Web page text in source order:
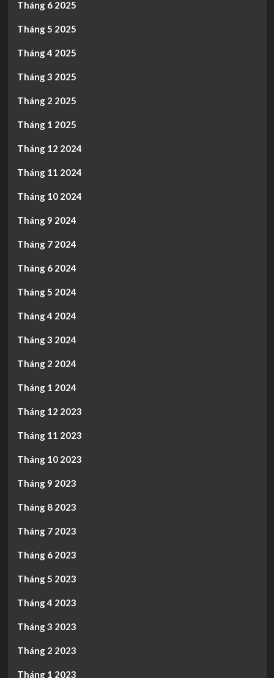
Tháng 6 2025
Tháng 5 2025
Tháng 4 2025
Tháng 3 2025
Tháng 2 2025
Tháng 1 2025
Tháng 12 2024
Tháng 11 2024
Tháng 10 2024
Tháng 9 2024
Tháng 7 2024
Tháng 6 2024
Tháng 5 2024
Tháng 4 2024
Tháng 3 2024
Tháng 2 2024
Tháng 1 2024
Tháng 12 2023
Tháng 11 2023
Tháng 10 2023
Tháng 9 2023
Tháng 8 2023
Tháng 7 2023
Tháng 6 2023
Tháng 5 2023
Tháng 4 2023
Tháng 3 2023
Tháng 2 2023
Tháng 1 2023